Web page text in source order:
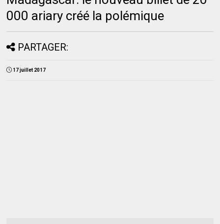
000 ariary créé la polémique
PARTAGER:
17 juillet 2017